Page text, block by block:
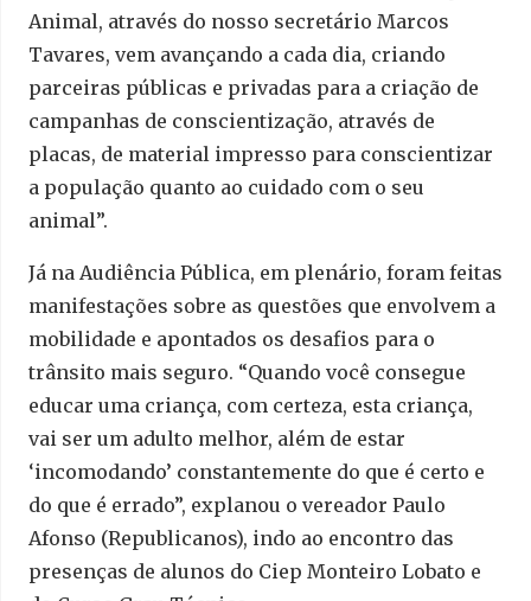
Animal, através do nosso secretário Marcos
Tavares, vem avançando a cada dia, criando
parceiras públicas e privadas para a criação de
campanhas de conscientização, através de
placas, de material impresso para conscientizar
a população quanto ao cuidado com o seu
animal”.
Já na Audiência Pública, em plenário, foram feitas
manifestações sobre as questões que envolvem a
mobilidade e apontados os desafios para o
trânsito mais seguro. “Quando você consegue
educar uma criança, com certeza, esta criança,
vai ser um adulto melhor, além de estar
‘incomodando’ constantemente do que é certo e
do que é errado”, explanou o vereador Paulo
Afonso (Republicanos), indo ao encontro das
presenças de alunos do Ciep Monteiro Lobato e